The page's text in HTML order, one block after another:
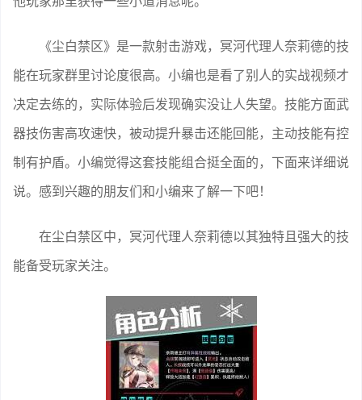
《尘白禁区》是一款射击游戏，冥河代理人奈莉德的技
能在玩家群里讨论度很高。小编也是看了别人的实战视频才
决定去练的，实际体验后发现确实没让人失望。技能方面武
器技伤害高攻速快，被动提升暴击还能回能，主动技能有控
制有护盾。小编觉得这套技能组合挺全面的，下面来详细说
说。感到兴趣的朋友们和小编来了解一下吧！
在尘白禁区中，冥河代理人奈莉德以其独特且强大的技
能备受玩家关注。